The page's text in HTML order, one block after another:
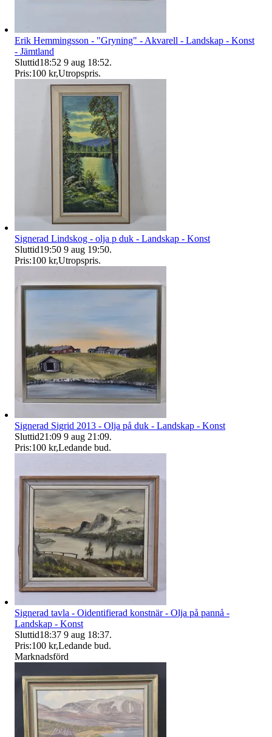
Erik Hemmingsson - "Gryning" - Akvarell - Landskap - Konst
- Jämtland
Sluttid18:52 9 aug 18:52.
Pris:100 kr,Utropspris.
Signerad Lindskog - olja p duk - Landskap - Konst
Sluttid19:50 9 aug 19:50.
Pris:100 kr,Utropspris.
Signerad Sigrid 2013 - Olja på duk - Landskap - Konst
Sluttid21:09 9 aug 21:09.
Pris:100 kr,Ledande bud.
Signerad tavla - Oidentifierad konstnär - Olja på pannå -
Landskap - Konst
Sluttid18:37 9 aug 18:37.
Pris:100 kr,Ledande bud.
Marknadsförd